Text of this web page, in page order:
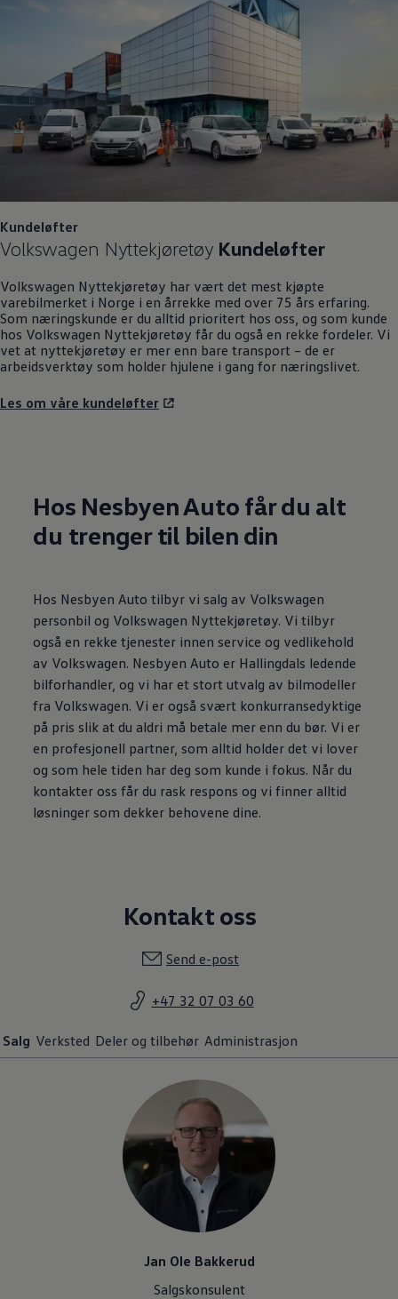
Kundeløfter
Volkswagen Nyttekjøretøy Kundeløfter
Volkswagen Nyttekjøretøy har vært det mest kjøpte
varebilmerket i Norge i en årrekke med over 75 års erfaring.
Som næringskunde er du alltid prioritert hos oss, og som kunde
hos Volkswagen Nyttekjøretøy får du også en rekke fordeler. Vi
vet at nyttekjøretøy er mer enn bare transport – de er
arbeidsverktøy som holder hjulene i gang for næringslivet.
Les om våre kundeløfter
Hos Nesbyen Auto får du alt
du trenger til bilen din
Hos Nesbyen Auto tilbyr vi salg av Volkswagen
personbil og Volkswagen Nyttekjøretøy. Vi tilbyr
også en rekke tjenester innen service og vedlikehold
av Volkswagen. Nesbyen Auto er Hallingdals ledende
bilforhandler, og vi har et stort utvalg av bilmodeller
fra Volkswagen. Vi er også svært konkurransedyktige
på pris slik at du aldri må betale mer enn du bør. Vi er
en profesjonell partner, som alltid holder det vi lover
og som hele tiden har deg som kunde i fokus. Når du
kontakter oss får du rask respons og vi finner alltid
løsninger som dekker behovene dine.
Kontakt oss
Send e-post
+47 32 07 03 60
Salg Verksted Deler og tilbehør Administrasjon
Jan Ole Bakkerud
Salgskonsulent